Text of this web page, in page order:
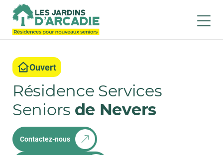
Ouvert
Résidence Services
Seniors de Nevers
Contactez-nous